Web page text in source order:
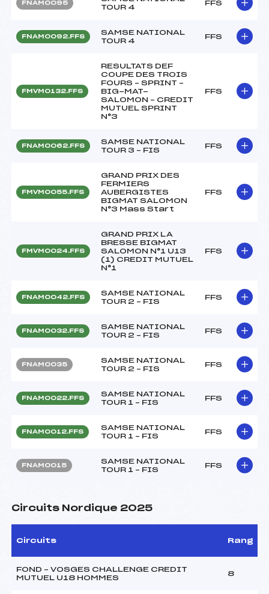
FNAM0095
TOUR 4
FFS
FNAM0092.FFS
SAMSE NATIONAL
TOUR 4
FFS
FMVM0132.FFS
RESULTATS DEF
COUPE DES TROIS
FOURS – SPRINT –
BIG-MAT-
SALOMON – CREDIT
MUTUEL SPRINT
N°3
FFS
FNAM0062.FFS
SAMSE NATIONAL
TOUR 3 – FIS
FFS
FMVM0055.FFS
GRAND PRIX DES
FERMIERS
AUBERGISTES
BIGMAT SALOMON
N°3 Mass Start
FFS
FMVM0024.FFS
GRAND PRIX LA
BRESSE BIGMAT
SALOMON N°1 U13
(1) CREDIT MUTUEL
N°1
FFS
FNAM0042.FFS
SAMSE NATIONAL
TOUR 2 – FIS
FFS
FNAM0032.FFS
SAMSE NATIONAL
TOUR 2 – FIS
FFS
FNAM0035
SAMSE NATIONAL
TOUR 2 – FIS
FFS
FNAM0022.FFS
SAMSE NATIONAL
TOUR 1 – FIS
FFS
FNAM0012.FFS
SAMSE NATIONAL
TOUR 1 – FIS
FFS
FNAM0015
SAMSE NATIONAL
TOUR 1 – FIS
FFS
Circuits Nordique 2025
Circuits Rang
FOND – VOSGES CHALLENGE CREDIT
MUTUEL U18 HOMMES
8